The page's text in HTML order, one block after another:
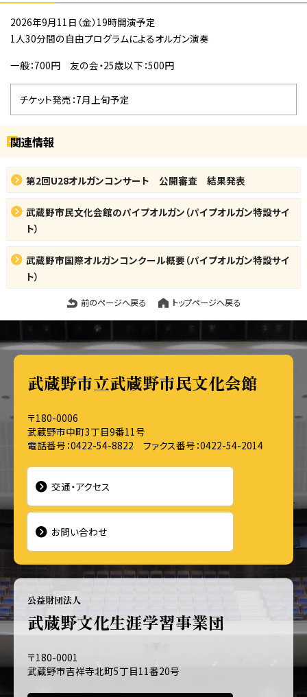
2026年9月11日（金）19時開演予定
1人30分間の自由プログラムによるオルガン演奏
一般：700円 友の会・25歳以下：500円
チケット発売：7月上旬予定
関連情報
第2回U28オルガンコンサート 公開審査 結果発表
武蔵野市民文化会館のパイプオルガン（パイプオルガン特設サイ
ト）
武蔵野市国際オルガンコンクール概要（パイプオルガン特設サイ
ト）
前のページへ戻る トップページへ戻る
武蔵野市立武蔵野市民文化会館
〒180-0006
武蔵野市中町3丁目9番11号
電話番号：0422-54-8822 ファクス番号：0422-54-2014
交通・アクセス
お問い合わせ
公益財団法人
武蔵野文化生涯学習事業団
〒180-0001
武蔵野市吉祥寺北町5丁目11番20号